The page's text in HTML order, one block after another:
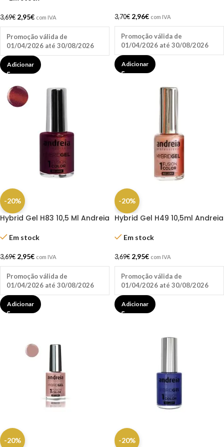
3,69€ 2,95€ com IVA
Promoção válida de
01/04/2026 até 30/08/2026
Adicionar
3,70€ 2,96€ com IVA
Promoção válida de
01/04/2026 até 30/08/2026
Adicionar
-20%
Hybrid Gel H83 10,5 Ml Andreia
Em stock
3,69€ 2,95€ com IVA
Promoção válida de
01/04/2026 até 30/08/2026
Adicionar
-20%
Hybrid Gel H49 10,5ml Andreia
Em stock
3,69€ 2,95€ com IVA
Promoção válida de
01/04/2026 até 30/08/2026
Adicionar
-20% -20%